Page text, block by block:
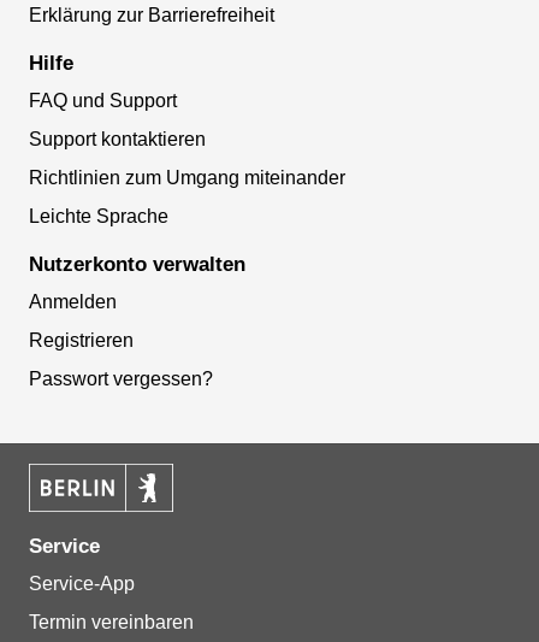
Erklärung zur Barrierefreiheit
Hilfe
FAQ und Support
Support kontaktieren
Richtlinien zum Umgang miteinander
Leichte Sprache
Nutzerkonto verwalten
Anmelden
Registrieren
Passwort vergessen?
Service
Service-App
Termin vereinbaren